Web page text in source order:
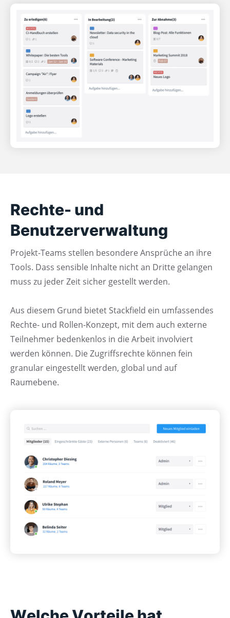
Rechte- und
Benutzerverwaltung
Projekt-Teams stellen besondere Ansprüche an ihre
Tools. Dass sensible Inhalte nicht an Dritte gelangen
muss zu jeder Zeit sicher gestellt werden.
Aus diesem Grund bietet Stackfield ein umfassendes
Rechte- und Rollen-Konzept, mit dem auch externe
Teilnehmer bedenkenlos in die Arbeit involviert
werden können. Die Zugriffsrechte können fein
granular eingestellt werden, global und auf
Raumebene.